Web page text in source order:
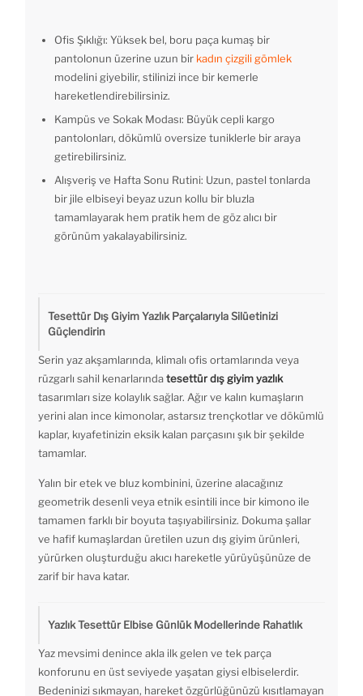
Ofis Şıklığı: Yüksek bel, boru paça kumaş bir
pantolonun üzerine uzun bir kadın çizgili gömlek
modelini giyebilir, stilinizi ince bir kemerle
hareketlendirebilirsiniz.
Kampüs ve Sokak Modası: Büyük cepli kargo
pantolonları, dökümlü oversize tuniklerle bir araya
getirebilirsiniz.
Alışveriş ve Hafta Sonu Rutini: Uzun, pastel tonlarda
bir jile elbiseyi beyaz uzun kollu bir bluzla
tamamlayarak hem pratik hem de göz alıcı bir
görünüm yakalayabilirsiniz.
Tesettür Dış Giyim Yazlık Parçalarıyla Silüetinizi
Güçlendirin
Serin yaz akşamlarında, klimalı ofis ortamlarında veya
rüzgarlı sahil kenarlarındatesettür dış giyim yazlık
tasarımları size kolaylık sağlar. Ağır ve kalın kumaşların
yerini alan ince kimonolar, astarsız trençkotlar ve dökümlü
kaplar, kıyafetinizin eksik kalan parçasını şık bir şekilde
tamamlar.
Yalın bir etek ve bluz kombinini, üzerine alacağınız
geometrik desenli veya etnik esintili ince bir kimono ile
tamamen farklı bir boyuta taşıyabilirsiniz. Dokuma şallar
ve hafif kumaşlardan üretilen uzun dış giyim ürünleri,
yürürken oluşturduğu akıcı hareketle yürüyüşünüze de
zarif bir hava katar.
Yazlık Tesettür Elbise Günlük Modellerinde Rahatlık
Yaz mevsimi denince akla ilk gelen ve tek parça
konforunu en üst seviyede yaşatan giysi elbiselerdir.
Bedeninizi sıkmayan, hareket özgürlüğünüzü kısıtlamayan